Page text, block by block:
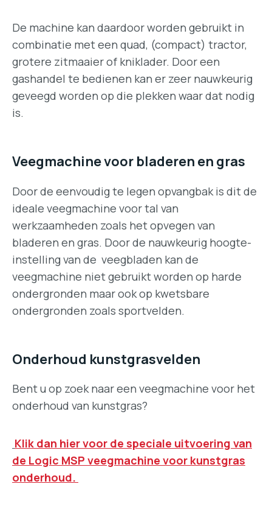
De machine kan daardoor worden gebruikt in
combinatie met een quad, (compact) tractor,
grotere zitmaaier of kniklader. Door een
gashandel te bedienen kan er zeer nauwkeurig
geveegd worden op die plekken waar dat nodig
is.
Veegmachine voor bladeren en gras
Door de eenvoudig te legen opvangbak is dit de
ideale veegmachine voor tal van
werkzaamheden zoals het opvegen van
bladeren en gras. Door de nauwkeurig hoogte-
instelling van de veegbladen kan de
veegmachine niet gebruikt worden op harde
ondergronden maar ook op kwetsbare
ondergronden zoals sportvelden.
Onderhoud kunstgrasvelden
Bent u op zoek naar een veegmachine voor het
onderhoud van kunstgras?
Klik dan hier voor de speciale uitvoering van
de Logic MSP veegmachine voor kunstgras
onderhoud.